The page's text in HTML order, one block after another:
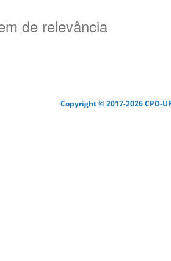
de relevância
Copyright © 2017-2026 CPD-